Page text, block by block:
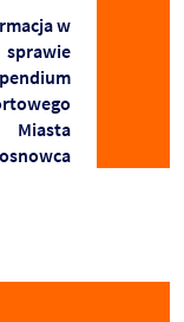
w
sprawie
Miasta